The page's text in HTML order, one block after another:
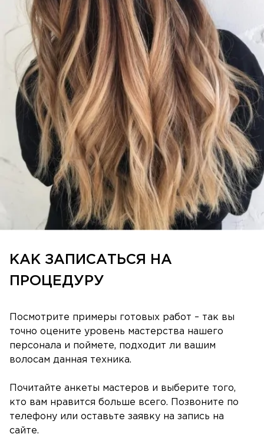
КАК ЗАПИСАТЬСЯ НА
ПРОЦЕДУРУ
Посмотрите примеры готовых работ – так вы
точно оцените уровень мастерства нашего
персонала и поймете, подходит ли вашим
волосам данная техника.
Почитайте анкеты мастеров и выберите того,
кто вам нравится больше всего. Позвоните по
телефону или оставьте заявку на запись на
сайте.